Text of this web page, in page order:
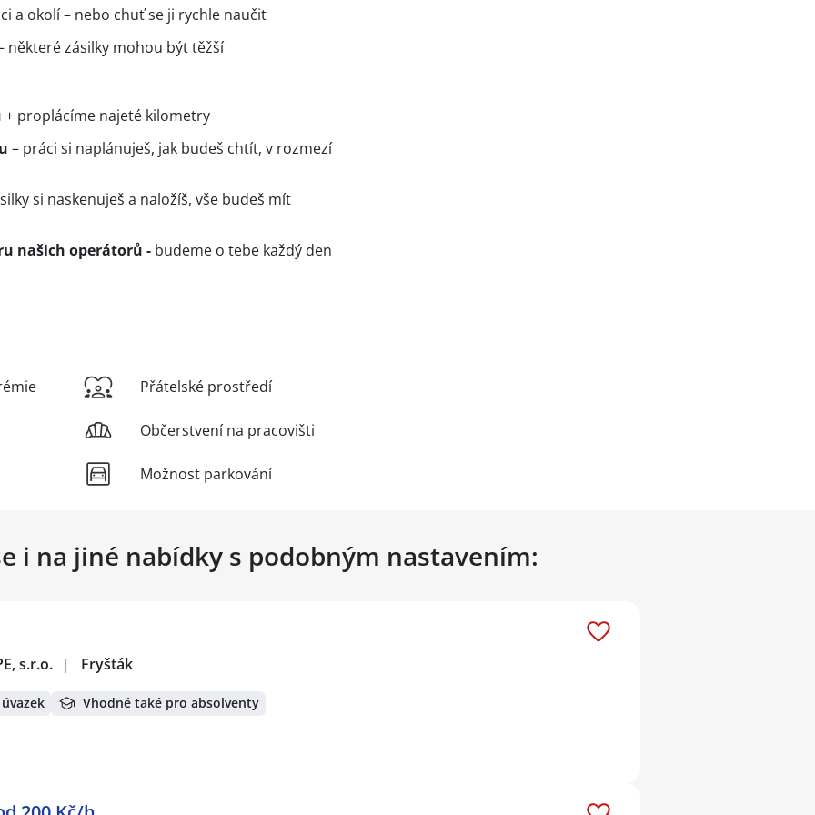
a okolí – nebo chuť se ji rychle naučit
některé zásilky mohou být těžší
+ proplácíme najeté kilometry
– práci si naplánuješ, jak budeš chtít, v rozmezí
si naskenuješ a naložíš, vše budeš mít
našich operátorů - budeme o tebe každý den
Přátelské prostředí
Občerstvení na pracovišti
Možnost parkování
i na jiné nabídky s podobným nastavením:
s.r.o. | Fryšták
Vhodné také pro absolventy